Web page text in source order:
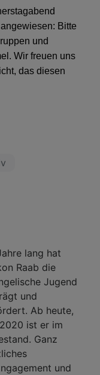
Bitte
und
Wir freuen uns
das diesen
lang hat
Raab die
Jugend
und
Ab heute,
ist er im
Ganz
und